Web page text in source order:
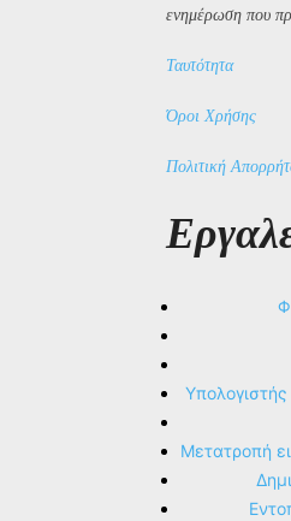
ενημέρωση που
Ταυτότητα
Όροι Χρήσης
Πολιτική
Μετατροπή